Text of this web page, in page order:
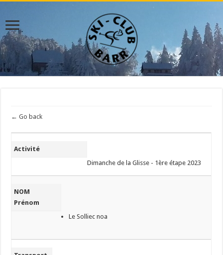
← Go back
Activité
Dimanche de la Glisse - 1ère étape 2023
NOM
Prénom
Le Solliec noa